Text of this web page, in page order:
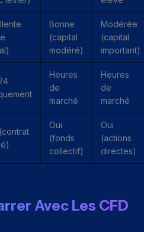
Bonne
(capital
modéré)
Modérée
(capital
important)
Heures
de
marché
Heures
de
marché
Oui
(fonds
collectif)
Oui
(actions
directes)
Avec Les CFD